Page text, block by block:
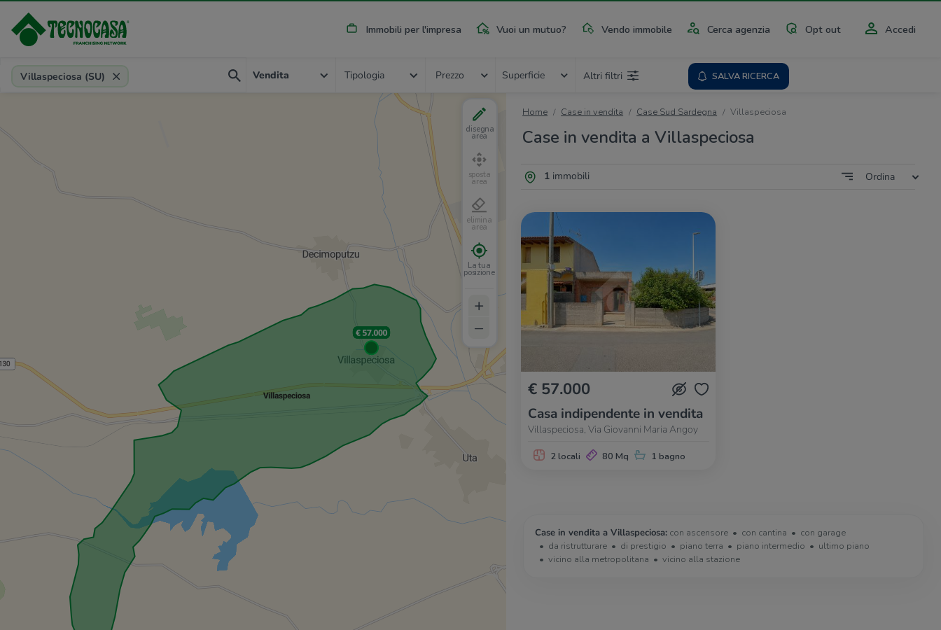
Immobili per l'impresa Vuoi un mutuo? Vendo immobile Cerca agenzia Opt out Accedi
Provincia, comune, zona, riferimento
Villaspeciosa (SU) Vendita Tipologia Prezzo Superficie Altri filtri SALVA RICERCA
Home Case in vendita Case Sud Sardegna Villaspeciosa
Case in vendita a Villaspeciosa
1immobili Ordina
€ 57.000
Casa indipendente in vendita
Villaspeciosa, Via Giovanni Maria Angoy
2 locali 80 Mq 1 bagno
Case in vendita a Villaspeciosa: con ascensore con cantina
con garage
da ristrutturare
di prestigio piano terra piano intermedio
ultimo piano
vicino alla metropolitana
vicino alla stazione
disegna
area
sposta
area
elimina
area
La tua
posizione
+
–